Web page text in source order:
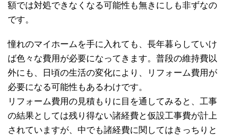
額では対処できなくなる可能性も無きにしも非ずなの
です。
憧れのマイホームを手に入れても、長年暮らしていけ
ば色々な費用が必要になってきます。普段の維持費以
外にも、日頃の生活の変化により、リフォーム費用が
必要になる可能性もあるわけです。
リフォーム費用の見積もりに目を通してみると、工事
の結果としては残り得ない諸経費と仮設工事費が計上
されていますが、中でも諸経費に関してはきっちりと